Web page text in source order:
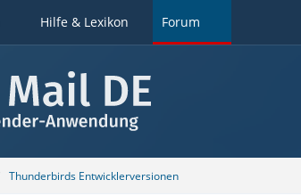
Hilfe & Lexikon Forum
Thunderbirds Entwicklerversionen